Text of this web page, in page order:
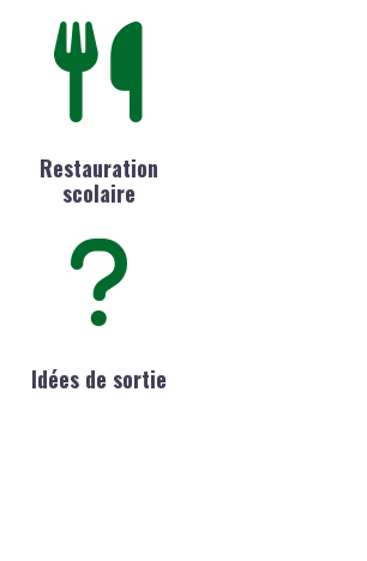
Restauration
scolaire
Idées de sortie